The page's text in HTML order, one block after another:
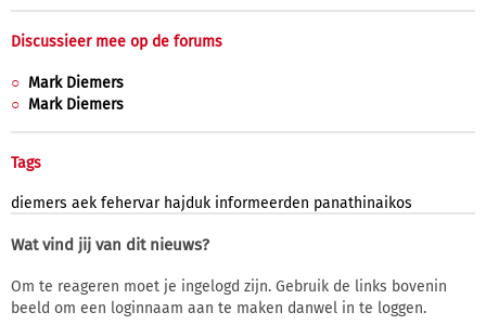
Discussieer mee op de forums
Mark Diemers
Mark Diemers
Tags
diemers aek fehervar hajduk informeerden panathinaikos
Wat vind jij van dit nieuws?
Om te reageren moet je ingelogd zijn. Gebruik de links bovenin
beeld om een loginnaam aan te maken danwel in te loggen.